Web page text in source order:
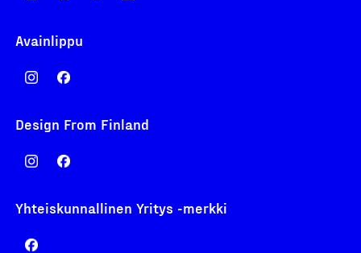
Avainlippu
Design From Finland
Yhteiskunnallinen Yritys -merkki